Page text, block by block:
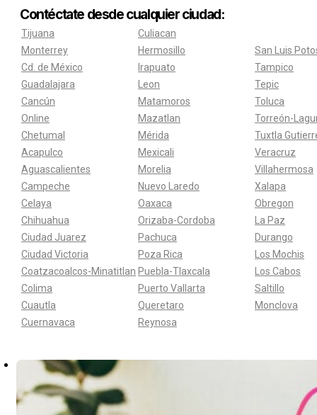
Contéctate desde cualquier ciudad:
Tijuana
Monterrey
Cd. de México
Guadalajara
Cancún
Online
Chetumal
Acapulco
Aguascalientes
Campeche
Celaya
Chihuahua
Ciudad Juarez
Ciudad Victoria
Coatzacoalcos-Minatitlan
Colima
Cuautla
Cuernavaca
Culiacan
Hermosillo
Irapuato
Leon
Matamoros
Mazatlan
Mérida
Mexicali
Morelia
Nuevo Laredo
Oaxaca
Orizaba-Cordoba
Pachuca
Poza Rica
Puebla-Tlaxcala
Puerto Vallarta
Queretaro
Reynosa
San Luis
Tampico
Tepic
Toluca
Torreón-
Tuxtla
Veracruz
Villahermosa
Xalapa
Obregon
La Paz
Durango
Los Mochis
Los Cabos
Saltillo
Monclova